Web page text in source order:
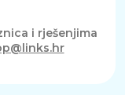
i rješenjima